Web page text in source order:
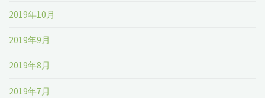
2019年10月
2019年9月
2019年8月
2019年7月